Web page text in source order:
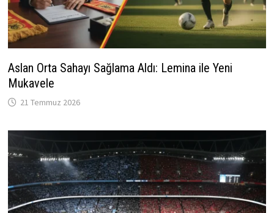
Aslan Orta Sahayı Sağlama Aldı: Lemina ile Yeni
Mukavele
21 Temmuz 2026